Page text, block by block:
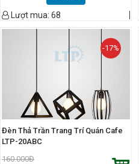
Lượt mua: 68
-17%
Đèn Thả Trần Trang Trí Quán Cafe
LTP-20ABC
160.000Đ